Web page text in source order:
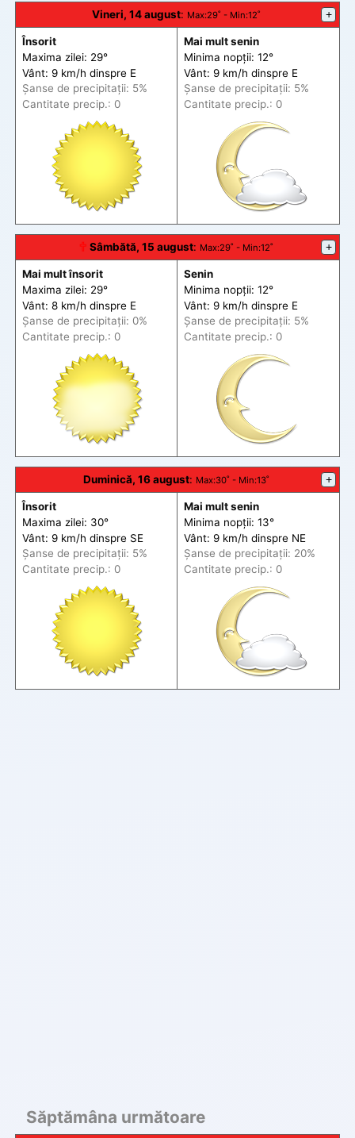
Vineri, 14 august: Max:29˚ - Min:12˚ +
Însorit
Maxima zilei: 29°
Vânt: 9 km/h dinspre E
Șanse de precipitații: 5%
Cantitate precip.: 0
Mai mult senin
Minima nopții: 12°
Vânt: 9 km/h dinspre E
Șanse de precipitații: 5%
Cantitate precip.: 0
🕆 Sâmbătă, 15 august: Max:29˚ - Min:12˚ +
Mai mult însorit
Maxima zilei: 29°
Vânt: 8 km/h dinspre E
Șanse de precipitații: 0%
Cantitate precip.: 0
Senin
Minima nopții: 12°
Vânt: 9 km/h dinspre E
Șanse de precipitații: 5%
Cantitate precip.: 0
Duminică, 16 august: Max:30˚ - Min:13˚ +
Însorit
Maxima zilei: 30°
Vânt: 9 km/h dinspre SE
Șanse de precipitații: 5%
Cantitate precip.: 0
Mai mult senin
Minima nopții: 13°
Vânt: 9 km/h dinspre NE
Șanse de precipitații: 20%
Cantitate precip.: 0
Săptămâna următoare